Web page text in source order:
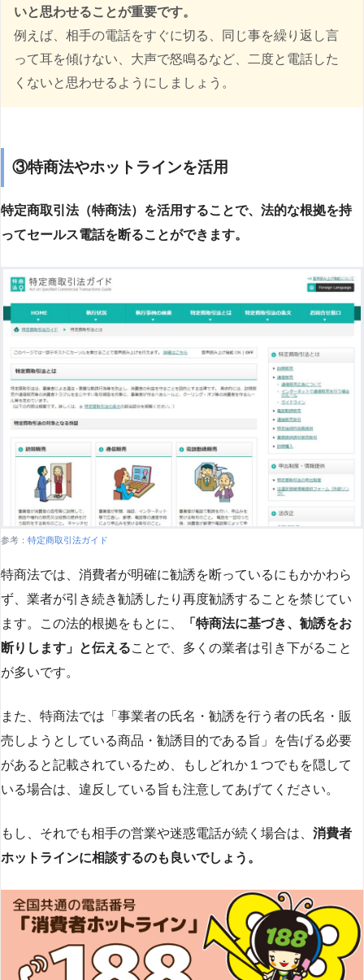
いと思わせることが重要です。
例えば、相手の電話をすぐに切る、同じ事を繰り返し言
って耳を傾けない、大声で怒鳴るなど、二度と電話した
くないと思わせるようにしましょう。
③特商法やホットラインを活用
特定商取引法（特商法）を活用することで、法的な根拠を持
ってセールス電話を断ることができます。
参考： 特定商取引法ガイド
特商法では、消費者が明確に勧誘を断っているにもかかわら
ず、業者が引き続き勧誘したり再度勧誘することを禁じてい
ます。この法的根拠をもとに、
「特商法に基づき、勧誘をお
断りします」と伝えることで、多くの業者は引き下がること
が多いです​​。
また、特商法では「事業者の氏名・勧誘を行う者の氏名・販
売しようとしている商品・勧誘目的である旨」を告げる必要
があると記載されているため、もしどれか１つでもを隠して
いる場合は、違反している旨も注意してあげてください。
もし、それでも相手の営業や迷惑電話が続く場合は、 消費者
ホットラインに相談するのも良いでしょう。